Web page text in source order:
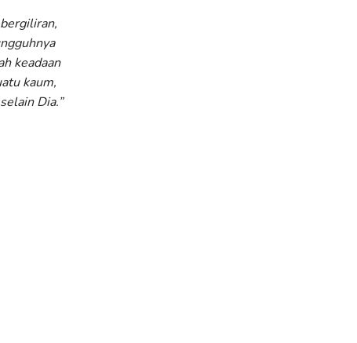
keadaan
kaum,
Dia.”